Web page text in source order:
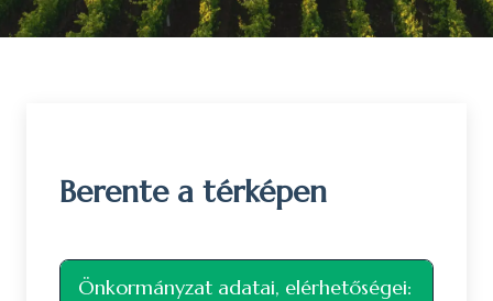
Berente a térképen
+
Önkormányzat adatai, elérhetőségei: